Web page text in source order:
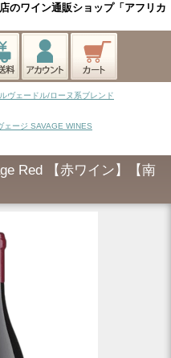
のワイン通販ショップ「アフリカ
ヴェードル/ローヌ系ブレンド
ェージ SAVAGE WINES
Red 【赤ワイン】【南